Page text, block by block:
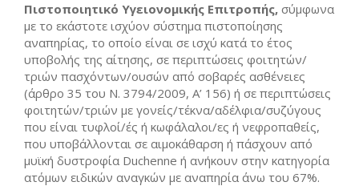
Πιστοποιητικό Υγειονομικής Επιτροπής, σύμφωνα
με το εκάστοτε ισχύον σύστημα πιστοποίησης
αναπηρίας, το οποίο είναι σε ισχύ κατά το έτος
υποβολής της αίτησης, σε περιπτώσεις φοιτητών/
τριών πασχόντων/ουσών από σοβαρές ασθένειες
(άρθρο 35 του Ν. 3794/2009, Α’ 156) ή σε περιπτώσεις
φοιτητών/τριών με γονείς/τέκνα/αδέλφια/συζύγους
που είναι τυφλοί/ές ή κωφάλαλοι/ες ή νεφροπαθείς,
που υποβάλλονται σε αιμοκάθαρση ή πάσχουν από
μυϊκή δυστροφία Duchenne ή ανήκουν στην κατηγορία
ατόμων ειδικών αναγκών με αναπηρία άνω του 67%.